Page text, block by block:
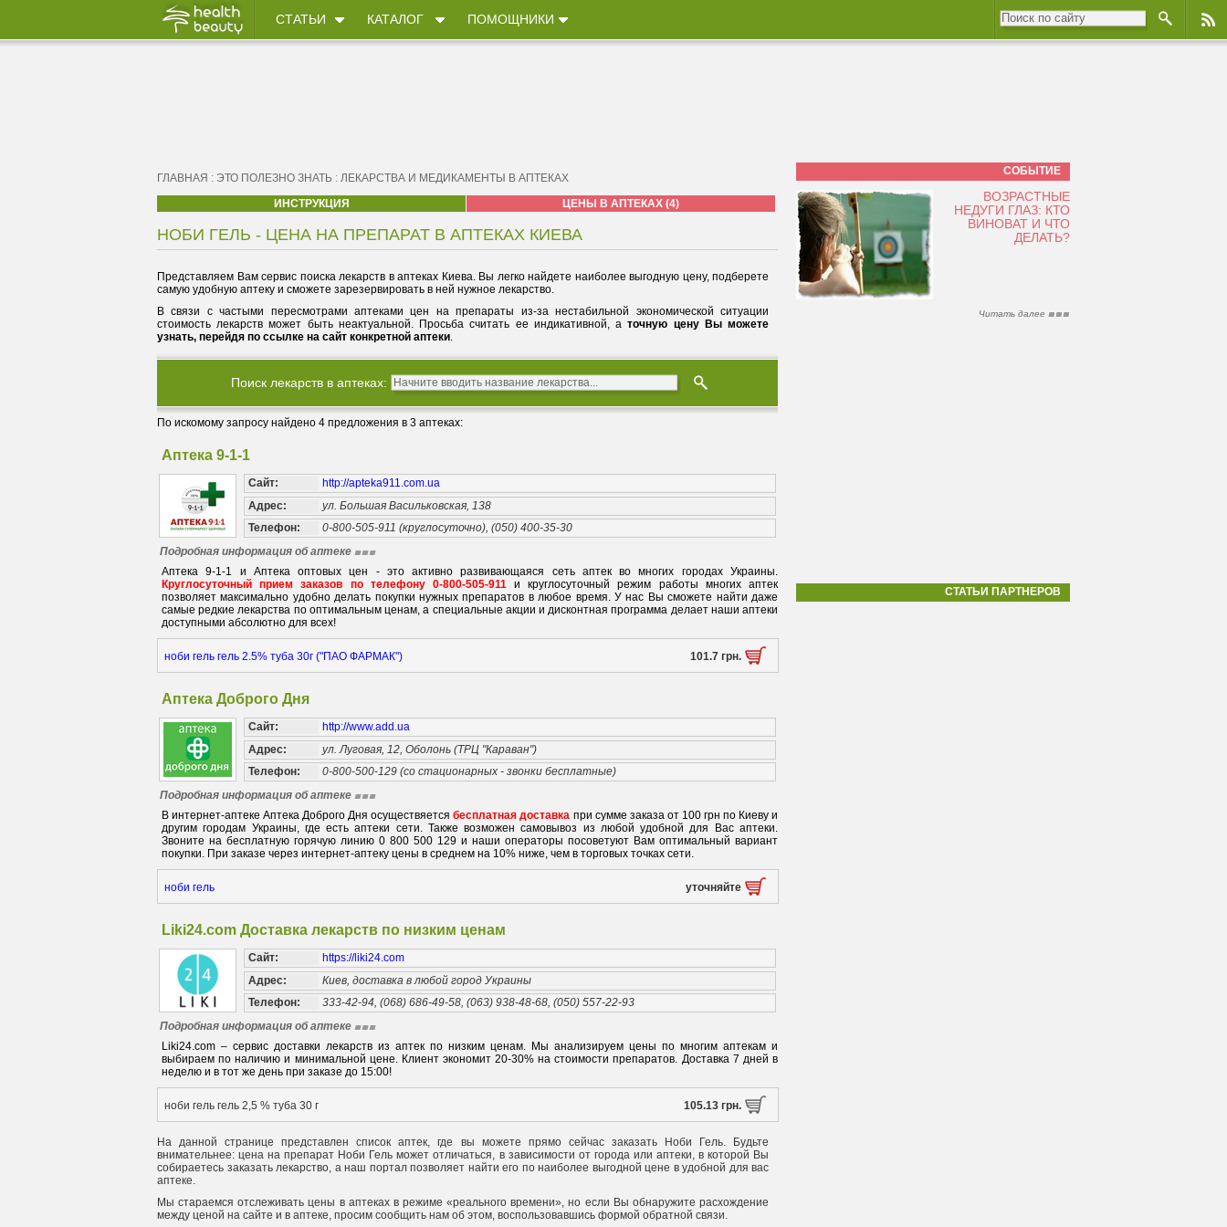
СТАТЬИ КАТАЛОГ ПОМОЩНИКИ
ГЛАВНАЯ : ЭТО ПОЛЕЗНО ЗНАТЬ : ЛЕКАРСТВА И МЕДИКАМЕНТЫ В АПТЕКАХ
ИНСТРУКЦИЯ
ЦЕНЫ В АПТЕКАХ (4)
НОБИ ГЕЛЬ - ЦЕНА НА ПРЕПАРАТ В АПТЕКАХ КИЕВА
Представляем Вам сервис поиска лекарств в аптеках Киева. Вы легко найдете наиболее выгодную цену, подберете
самую удобную аптеку и сможете зарезервировать в ней нужное лекарство.
В связи с частыми пересмотрами аптеками цен на препараты из-за нестабильной экономической ситуации
стоимость лекарств может быть неактуальной. Просьба считать ее индикативной, аточную цену Вы можете
узнать, перейдя по ссылке на сайт конкретной аптеки.
Поиск лекарств в аптеках:
По искомому запросу найдено 4 предложения в 3 аптеках:
Аптека 9-1-1
Сайт:
http://apteka911.com.ua
Адрес:
ул. Большая Васильковская, 138
Телефон:
0-800-505-911 (круглосуточно), (050) 400-35-30
Подробная информация об аптеке
Аптека 9-1-1 и Аптека оптовых цен - это активно развивающаяся сеть аптек во многих городах Украины.
Круглосуточный прием заказов по телефону 0-800-505-911и круглосуточный режим работы многих аптек
позволяет максимально удобно делать покупки нужных препаратов в любое время. У нас Вы сможете найти даже
самые редкие лекарства по оптимальным ценам, а специальные акции и дисконтная программа делает наши аптеки
доступными абсолютно для всех!
ноби гель гель 2.5% туба 30г ("ПАО ФАРМАК") 101.7 грн.
Аптека Доброго Дня
Сайт:
http://www.add.ua
Адрес:
ул. Луговая, 12, Оболонь (ТРЦ "Караван")
Телефон:
0-800-500-129 (со стационарных - звонки бесплатные)
Подробная информация об аптеке
В интернет-аптеке Аптека Доброго Дня осуществяетсябесплатная доставка при сумме заказа от 100 грн по Киеву и
другим городам Украины, где есть аптеки сети. Также возможен самовывоз из любой удобной для Вас аптеки.
Звоните на бесплатную горячую линию 0 800 500 129 и наши операторы посоветуют Вам оптимальный вариант
покупки. При заказе через интернет-аптеку цены в среднем на 10% ниже, чем в торговых точках сети.
ноби гель уточняйте
Liki24.com Доставка лекарств по низким ценам
Сайт:
https://liki24.com
Адрес:
Киев, доставка в любой город Украины
Телефон:
333-42-94, (068) 686-49-58, (063) 938-48-68, (050) 557-22-93
Подробная информация об аптеке
Liki24.com – сервис доставки лекарств из аптек по низким ценам. Мы анализируем цены по многим аптекам и
выбираем по наличию и минимальной цене. Клиент экономит 20-30% на стоимости препаратов. Доставка 7 дней в
неделю и в тот же день при заказе до 15:00!
ноби гель гель 2,5 % туба 30 г 105.13 грн.
На данной странице представлен список аптек, где вы можете прямо сейчас заказать Ноби Гель. Будьте
внимательнее: цена на препарат Ноби Гель может отличаться, в зависимости от города или аптеки, в которой Вы
собираетесь заказать лекарство, а наш портал позволяет найти его по наиболее выгодной цене в удобной для вас
аптеке.
Мы стараемся отслеживать цены в аптеках в режиме «реального времени», но если Вы обнаружите расхождение
между ценой на сайте и в аптеке, просим сообщить нам об этом, воспользовавшись формой обратной связи.
СОБЫТИЕ
ВОЗРАСТНЫЕ
НЕДУГИ ГЛАЗ: КТО
ВИНОВАТ И ЧТО
ДЕЛАТЬ?
Читать далее
СТАТЬИ ПАРТНЕРОВ